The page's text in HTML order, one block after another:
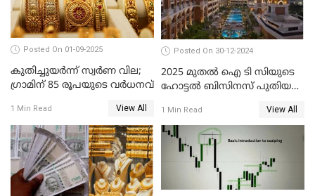
Posted On 01-09-2025
കുതിച്ചുയർന്ന് സ്വർണ വില;
ഗ്രാമിന് 85 രൂപയുടെ വർധനവ്
1 Min Read View All
Posted On 30-12-2024
2025 മുതൽ ഐ ടി സിയുടെ
ഹോട്ടൽ ബിസിനസ് പുതിയ
ഉടമകൾ അറിയേണ്ട
കാര്യങ്ങൾ
1 Min Read View All